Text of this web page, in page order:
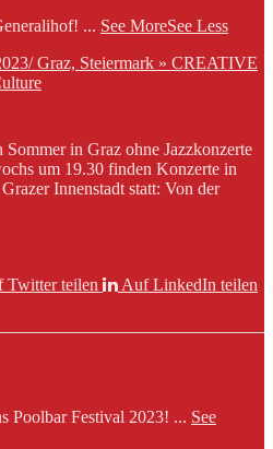
... See MoreSee Less
Graz, Steiermark » CREATIVE
in Graz ohne Jazzkonzerte
um 19.30 finden Konzerte in
Innenstadt statt: Von der
Twitter teilen
Auf LinkedIn teilen
Poolbar Festival 2023! ... See